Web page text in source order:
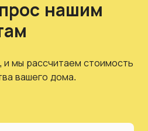
нашим
мы рассчитаем стоимость
вашего дома.